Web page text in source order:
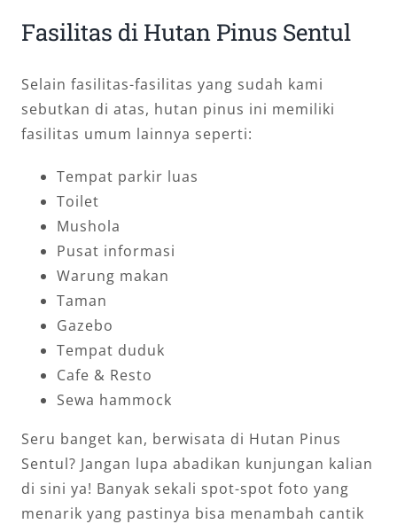
Fasilitas di Hutan Pinus Sentul
Selain fasilitas-fasilitas yang sudah kami
sebutkan di atas, hutan pinus ini memiliki
fasilitas umum lainnya seperti:
Tempat parkir luas
Toilet
Mushola
Pusat informasi
Warung makan
Taman
Gazebo
Tempat duduk
Cafe & Resto
Sewa hammock
Seru banget kan, berwisata di Hutan Pinus
Sentul? Jangan lupa abadikan kunjungan kalian
di sini ya! Banyak sekali spot-spot foto yang
menarik yang pastinya bisa menambah cantik